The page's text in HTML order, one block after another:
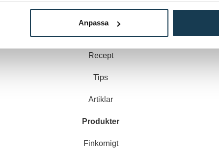
Anpassa
Recept
Tips
Artiklar
Produkter
Finkornigt